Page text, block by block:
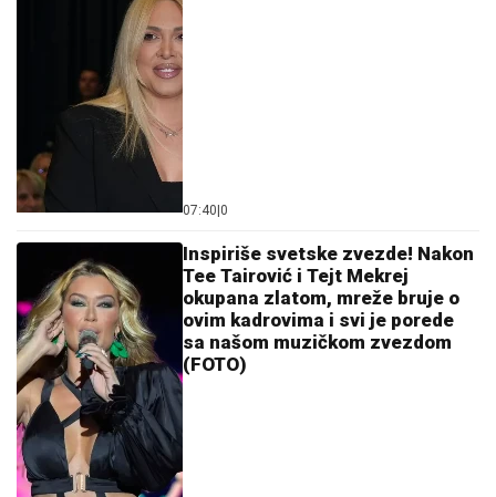
07:40|0
Inspiriše svetske zvezde! Nakon
Tee Tairović i Tejt Mekrej
okupana zlatom, mreže bruje o
ovim kadrovima i svi je porede
sa našom muzičkom zvezdom
(FOTO)